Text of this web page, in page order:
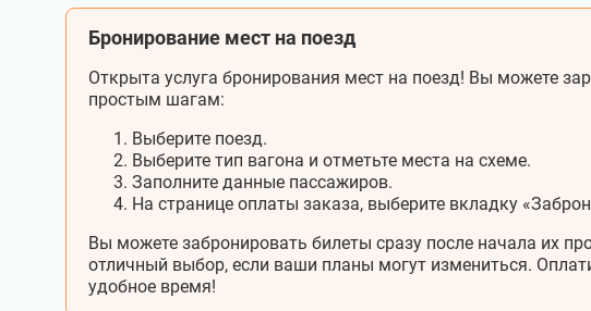
Бронирование мест на поезд
Открыта услуга бронирования мест на поезд! Вы можете
простым шагам:
Выберите поезд.
Выберите тип вагона и отметьте места на схеме.
Заполните данные пассажиров.
На странице оплаты заказа, выберите вкладку
Вы можете забронировать билеты сразу после начала их
отличный выбор, если ваши планы могут измениться.
удобное время!